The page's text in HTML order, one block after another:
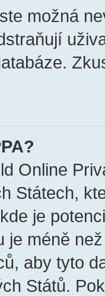
možná
Online
Státech,
je
je méně
aby tyto
Států.